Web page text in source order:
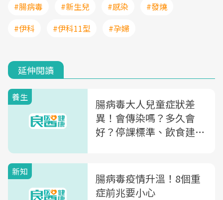
#腸病毒 #新生兒 #感染
#發燒
#伊科
#伊科11型 #孕婦
延伸閱讀
養生
腸病毒大人兒童症狀差
異！會傳染嗎？多久會
好？停課標準、飲食建議
新知
腸病毒疫情升溫！8個重
症前兆要小心